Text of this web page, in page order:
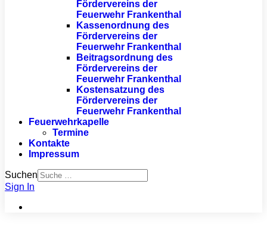
Fördervereins der
Feuerwehr Frankenthal
Kassenordnung des
Fördervereins der
Feuerwehr Frankenthal
Beitragsordnung des
Fördervereins der
Feuerwehr Frankenthal
Kostensatzung des
Fördervereins der
Feuerwehr Frankenthal
Feuerwehrkapelle
Termine
Kontakte
Impressum
Suchen
Sign In